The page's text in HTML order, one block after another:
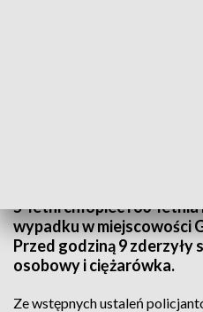
5-letni chłopiec i 60-
wypadku w miejscowości
Przed godziną 9 zderzyły
osobowy i ciężarówka.
Ze wstępnych ustaleń